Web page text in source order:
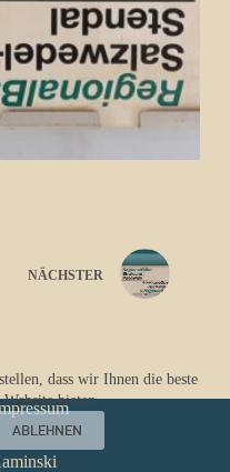
dass wir Ihnen die beste
bieten.
ABLEHNEN
NÄCHSTER